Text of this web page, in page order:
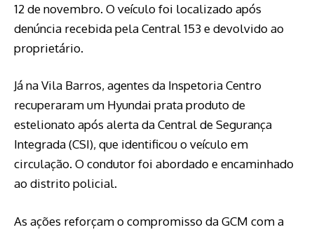
12 de novembro. O veículo foi localizado após
denúncia recebida pela Central 153 e devolvido ao
proprietário.
Já na Vila Barros, agentes da Inspetoria Centro
recuperaram um Hyundai prata produto de
estelionato após alerta da Central de Segurança
Integrada (CSI), que identificou o veículo em
circulação. O condutor foi abordado e encaminhado
ao distrito policial.
As ações reforçam o compromisso da GCM com a